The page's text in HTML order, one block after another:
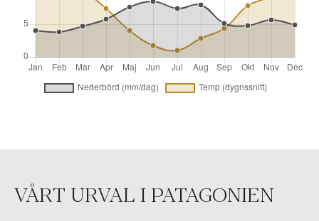
VÅRT URVAL I PATAGONIEN